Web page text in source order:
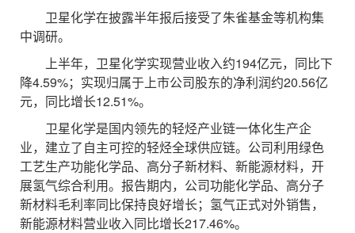
卫星化学在披露半年报后接受了朱雀基金等机构集
中调研。
上半年，卫星化学实现营业收入约194亿元，同比下
降4.59%；实现归属于上市公司股东的净利润约20.56亿
元，同比增长12.51%。
卫星化学是国内领先的轻烃产业链一体化生产企
业，建立了自主可控的轻烃全球供应链。公司利用绿色
工艺生产功能化学品、高分子新材料、新能源材料，开
展氢气综合利用。报告期内，公司功能化学品、高分子
新材料毛利率同比保持良好增长；氢气正式对外销售，
新能源材料营业收入同比增长217.46%。